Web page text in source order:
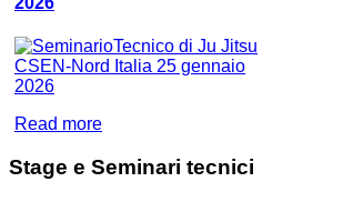
Read more
Stage e Seminari tecnici